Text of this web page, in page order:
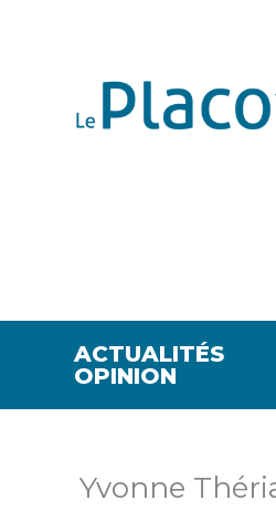
ACTUALITÉS
OPINION
Yvonne